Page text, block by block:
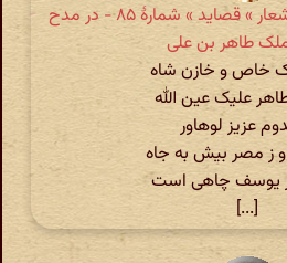
ابوالفرج رونی » دیوان اشعار » قصاید » شمارهٔ ۸۵ - در مدح
طاهر بن علی
خاص و خازن شاه
علیک عین الله
عزیز لوهاور
ز مصر بیش به جاه
یوسف چاهی است
[...]